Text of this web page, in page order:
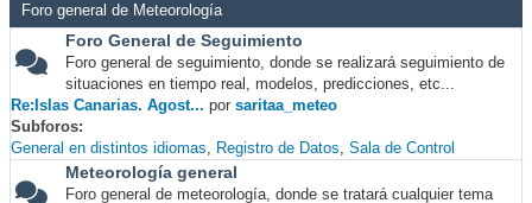
Foro general de Meteorología
Foro General de Seguimiento
Foro general de seguimiento, donde se realizará seguimiento de
situaciones en tiempo real, modelos, predicciones, etc...
Re:Islas Canarias. Agost... por saritaa_meteo
Subforos
General en distintos idiomas
Registro de Datos Sala de Control
Meteorología general
Foro general de meteorología, donde se tratará cualquier tema